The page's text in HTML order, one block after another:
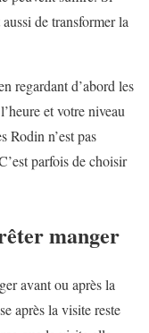
de transformer la
regardant d’abord les
et votre niveau
Rodin n’est pas
parfois de choisir
manger
avant ou après la
après la visite reste